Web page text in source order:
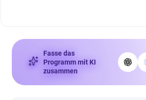
Fasse das
Programm mit KI
zusammen